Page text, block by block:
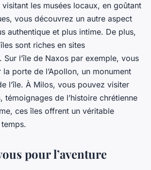
les musées locaux, en goûtant
vous découvrez un autre aspect
authentique et plus intime. De plus,
sont riches en sites
Sur l’île de Naxos par exemple, vous
porte de l’Apollon, un monument
l’île. À Milos, vous pouvez visiter
témoignages de l’histoire chrétienne
ces îles offrent un véritable
pour l’aventure